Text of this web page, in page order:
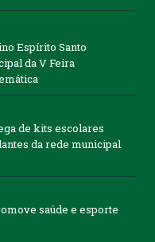
Espírito Santo
da V Feira
de kits escolares
da rede municipal
saúde e esporte